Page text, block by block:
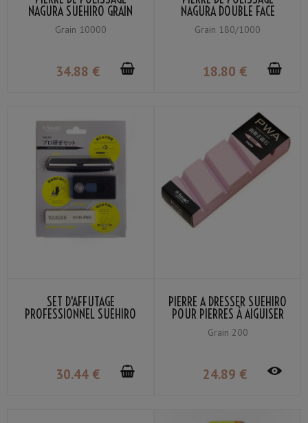
NAGURA SUEHIRO GRAIN
#10000
Grain 10000
34.88 €
NAGURA DOUBLE FACE
SUEHIRO GRAIN #180 /
#1000
Grain 180/1000
18.80 €
SET D'AFFÛTAGE
PROFESSIONNEL SUEHIRO
30.44 €
PIERRE À DRESSER SUEHIRO
POUR PIERRES À AIGUISER
MOYENNES ET FINITION
GRAIN #200 (ROSE)
Grain 200
24.89 €